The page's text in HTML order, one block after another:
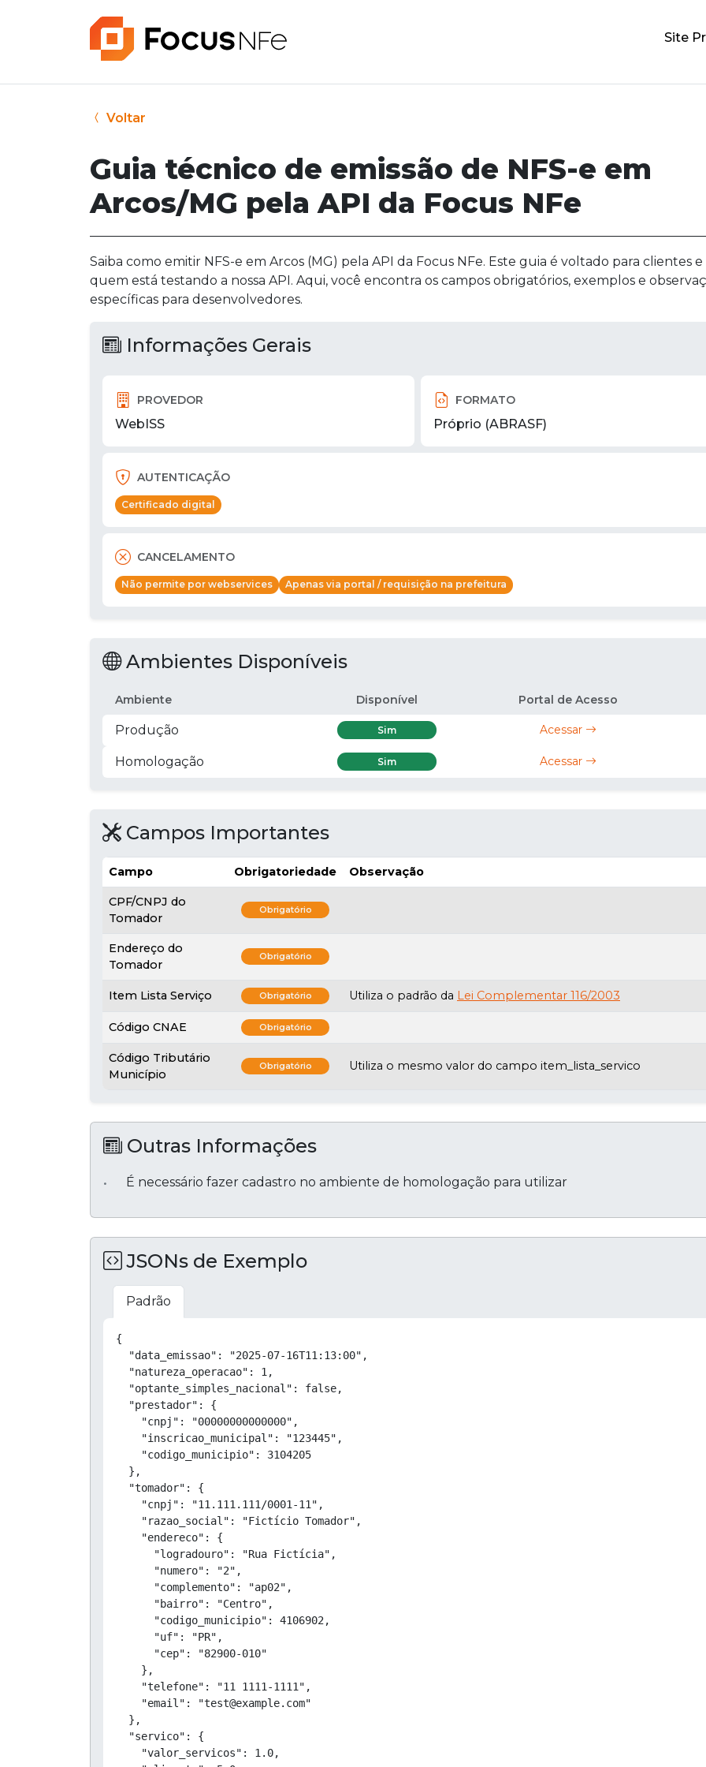
Site
Voltar
Guia técnico de emissão de NFS-e em
Arcos/MG pela API da Focus NFe
Saiba como emitir NFS-e em Arcos (MG) pela API da Focus NFe. Este guia é voltado para clientes e
quem está testando a nossa API. Aqui, você encontra os campos obrigatórios, exemplos e
específicas para desenvolvedores.
Informações Gerais
PROVEDOR
WebISS
FORMATO
Próprio (ABRASF)
AUTENTICAÇÃO
Certificado digital
CANCELAMENTO
Não permite por webservices Apenas via portal / requisição na prefeitura
Ambientes Disponíveis
Ambiente Disponível Portal de Acesso
Produção Sim Acessar
Homologação Sim Acessar
Campos Importantes
Campo Obrigatoriedade Observação
CPF/CNPJ do
Tomador
Obrigatório
Endereço do
Tomador
Obrigatório
Item Lista Serviço Obrigatório Utiliza o padrão da Lei Complementar 116/2003
Código CNAE Obrigatório
Código Tributário
Município
Obrigatório Utiliza o mesmo valor do campo item_lista_servico
Outras Informações
É necessário fazer cadastro no ambiente de homologação para utilizar
JSONs de Exemplo
Padrão
{
  "data_emissao": "2025-07-16T11:13:00",
  "natureza_operacao": 1,
  "optante_simples_nacional": false,
  "prestador": {
    "cnpj": "00000000000000",
    "inscricao_municipal": "123445",
    "codigo_municipio": 3104205
  },
  "tomador": {
    "cnpj": "11.111.111/0001-11",
    "razao_social": "Fictício Tomador",
    "endereco": {
      "logradouro": "Rua Fictícia",
      "numero": "2",
      "complemento": "ap02",
      "bairro": "Centro",
      "codigo_municipio": 4106902,
      "uf": "PR",
      "cep": "82900-010"
    },
    "telefone": "11 1111-1111",
    "email": "test@example.com"
  },
  "servico": {
    "valor_servicos": 1.0,